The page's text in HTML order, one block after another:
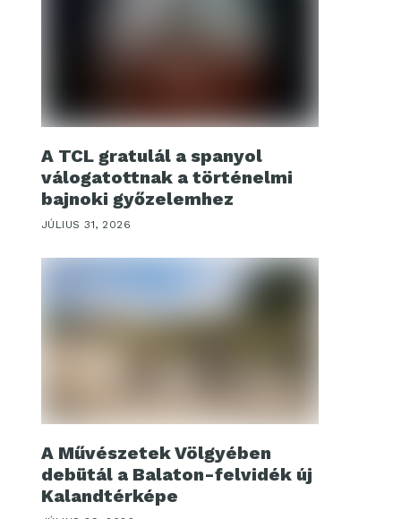
A TCL gratulál a spanyol
válogatottnak a történelmi
bajnoki győzelemhez
JÚLIUS 31, 2026
A Művészetek Völgyében
debütál a Balaton-felvidék új
Kalandtérképe